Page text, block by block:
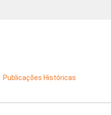
Publicações Históricas